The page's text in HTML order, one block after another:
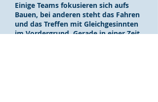
Einige Teams fokusieren sich aufs
Bauen, bei anderen steht das Fahren
und das Treffen mit Gleichgesinnten
im Vordergrund. Gerade in einer Zeit,